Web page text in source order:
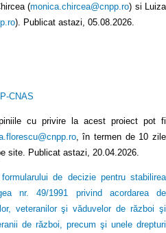
(monica.chircea@cnpp.ro) si Luiza
). Publicat astazi, 05.08.2026.
CNAS
cu privire la acest proiect pot fi
, în termen de 10 zile
site. Publicat astazi, 20.04.2026.
de decizie pentru stabilirea
nr. 49/1991 privind acordarea de
veteranilor şi văduvelor de război şi
de război, precum şi unele drepturi